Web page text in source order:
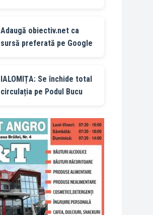
Adaugă obiectiv.net ca
sursă preferată pe Google
IALOMIȚA: Se închide total
circulația pe Podul Bucu